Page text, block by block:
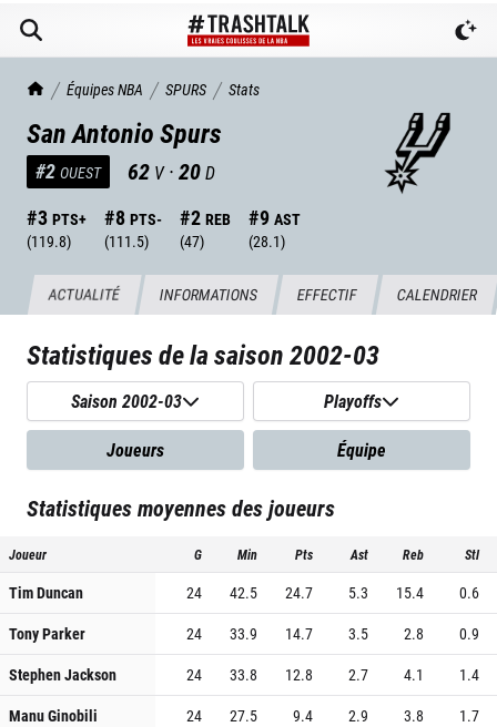
TrashTalk Actu NBA
Équipes NBA SPURS Stats
San Antonio Spurs
#2 OUEST 62 V ·20D
#3 PTS+
(119.8)
#8 PTS-
(111.5)
#2 REB
(47)
#9 AST
(28.1)
ACTUALITÉ INFORMATIONS EFFECTIF CALENDRIER
Statistiques de la saison2002-03
Saison 2002-03 Playoffs
Joueurs Équipe
Statistiques moyennes des joueurs
Joueur G Min Pts Ast Reb Stl
Tim Duncan 24 42.5 24.7 5.3 15.4
0.6
Tony Parker
24 33.9 14.7 3.5 2.8
0.9
Stephen Jackson
24 33.8 12.8 2.7 4.1
1.4
Manu Ginobili
24 27.5 9.4 2.9 3.8
1.7